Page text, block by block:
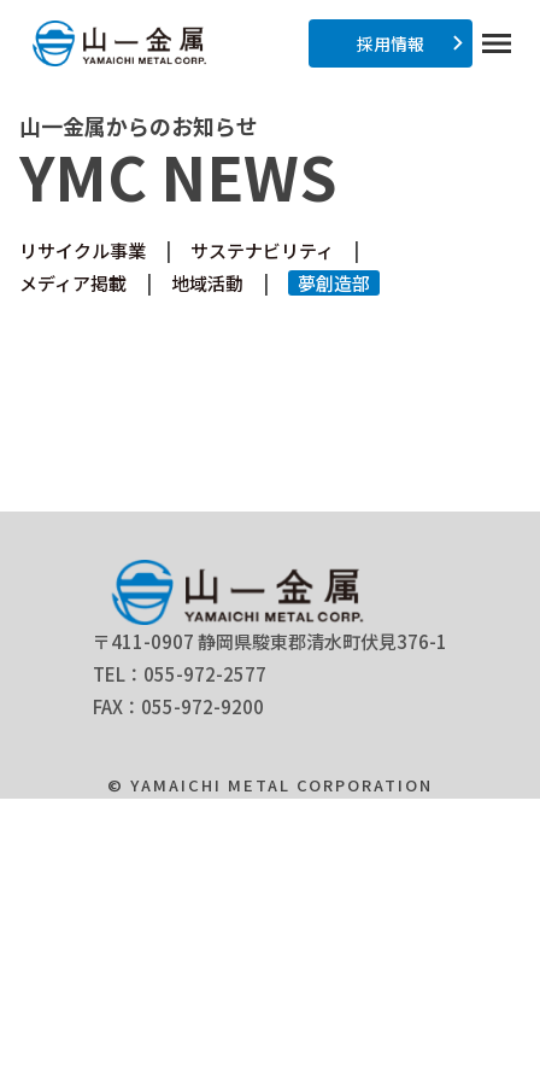
採用情報
山一金属からのお知らせ
YMC NEWS
リサイクル事業
サステナビリティ
メディア掲載
地域活動 夢創造部
〒411-0907 静岡県駿東郡清水町伏見376-1
TEL：055-972-2577
FAX：055-972-9200
© YAMAICHI METAL CORPORATION